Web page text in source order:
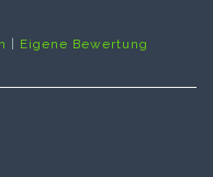
Eigene Bewertung